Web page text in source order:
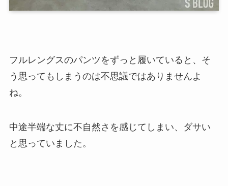
フルレングスのパンツをずっと履いていると、そ
う思ってもしまうのは不思議ではありませんよ
ね。
中途半端な丈に不自然さを感じてしまい、ダサい
と思っていました。